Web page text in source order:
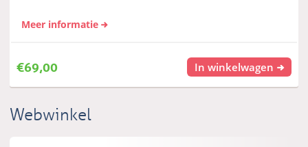
Meer informatie
€69,00 In winkelwagen
Webwinkel